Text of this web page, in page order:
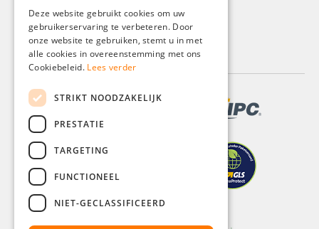
FRENCH
ITALIAN
Deze website gebruikt cookies om uw
gebruikerservaring te verbeteren. Door
onze website te gebruiken, stemt u in met
alle cookies in overeenstemming met ons
Cookiebeleid. Lees verder
STRIKT NOODZAKELIJK
PRESTATIE
TARGETING
FUNCTIONEEL
NIET-GECLASSIFICEERD